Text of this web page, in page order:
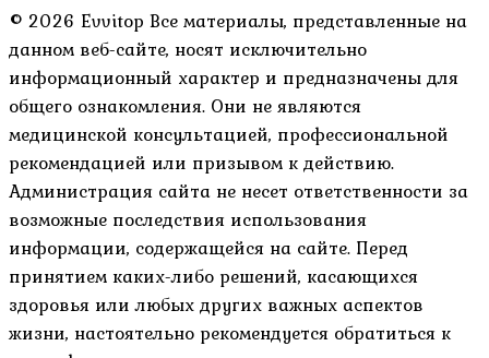
© 2026 Evvitop Все материалы, представленные на
данном веб-сайте, носят исключительно
информационный характер и предназначены для
общего ознакомления. Они не являются
медицинской консультацией, профессиональной
рекомендацией или призывом к действию.
Администрация сайта не несет ответственности за
возможные последствия использования
информации, содержащейся на сайте. Перед
принятием каких-либо решений, касающихся
здоровья или любых других важных аспектов
жизни, настоятельно рекомендуется обратиться к